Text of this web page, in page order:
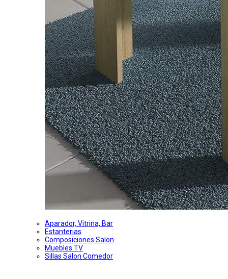
Aparador, Vitrina, Bar
Estanterias
Composiciones Salon
Muebles TV
Sillas Salon Comedor